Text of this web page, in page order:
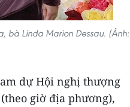
bà Linda Marion Dessau. (Ảnh:
dự Hội nghị thượng
giờ địa phương),